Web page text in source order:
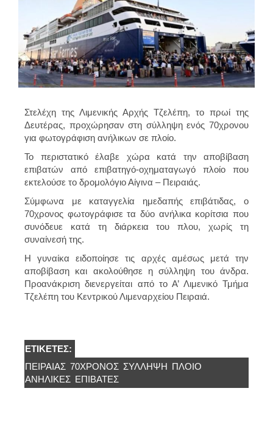
Στελέχη της Λιμενικής Αρχής Τζελέπη, το πρωί της
Δευτέρας, προχώρησαν στη σύλληψη ενός 70χρονου
για φωτογράφιση ανήλικων σε πλοίο.
Το περιστατικό έλαβε χώρα κατά την αποβίβαση
επιβατών από επιβατηγό-οχηματαγωγό πλοίο που
εκτελούσε το δρομολόγιο Αίγινα – Πειραιάς.
Σύμφωνα με καταγγελία ημεδαπής επιβάτιδας, ο
70χρονος φωτογράφισε τα δύο ανήλικα κορίτσια που
συνόδευε κατά τη διάρκεια του πλου, χωρίς τη
συναίνεσή της.
Η γυναίκα ειδοποίησε τις αρχές αμέσως μετά την
αποβίβαση και ακολούθησε η σύλληψη του άνδρα.
Προανάκριση διενεργείται από το Α’ Λιμενικό Τμήμα
Τζελέπη του Κεντρικού Λιμεναρχείου Πειραιά.
ΕΤΙΚΈΤΕΣ:
ΠΕΙΡΑΙΆΣ 70ΧΡΟΝΟΣ ΣΎΛΛΗΨΗ ΠΛΟΙΟ
ΑΝΉΛΙΚΕΣ ΕΠΙΒΆΤΕΣ